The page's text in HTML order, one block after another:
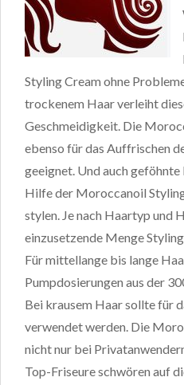
Styling Cream ohne
trockenem Haar verleiht
Geschmeidigkeit. Die
ebenso für das Auffrischen
geeignet. Und auch
Hilfe der Moroccanoil
stylen. Je nach Haartyp und
einzusetzende Menge
Für mittellange bis lange
Pumpdosierungen aus der
Bei krausem Haar sollte für
verwendet werden. Die
nicht nur bei
Top-Friseure schwören auf